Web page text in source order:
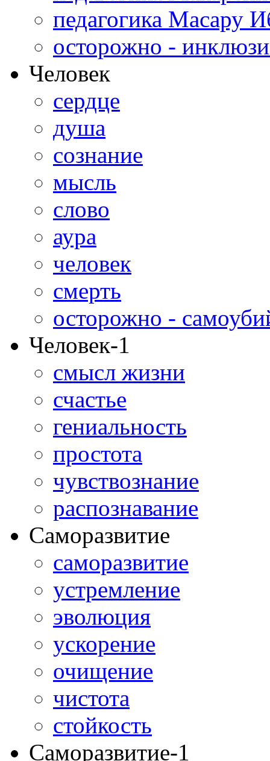
педагогика Масару
осторожно -
Человек
сердце
душа
сознание
мысль
слово
аура
человек
смерть
осторожно -
Человек-1
смысл жизни
счастье
гениальность
простота
чувствознание
распознавание
Саморазвитие
саморазвитие
устремление
эволюция
ускорение
очищение
чистота
стойкость
Саморазвитие-1